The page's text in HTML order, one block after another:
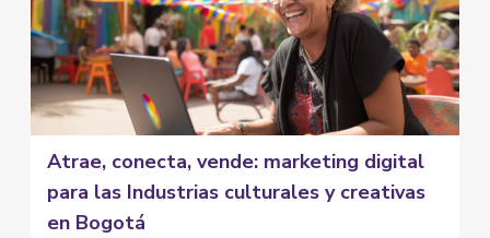
Atrae, conecta, vende: marketing digital
para las Industrias culturales y creativas
en Bogotá